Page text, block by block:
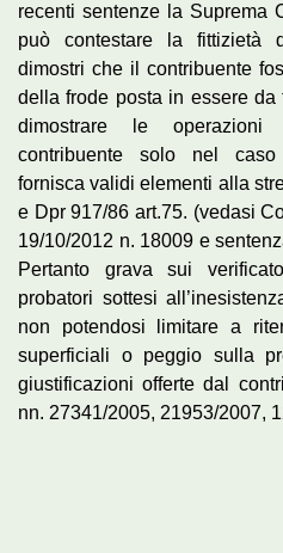
recenti sentenze la Suprema
può contestare la fittizietà
dimostri che il contribuente
della frode posta in essere da
dimostrare le operazioni
contribuente solo nel caso
fornisca validi elementi alla
e Dpr 917/86 art.75. (vedasi
19/10/2012 n. 18009 e
Pertanto grava sui
probatori sottesi
non potendosi limitare a
superficiali o peggio sulla
giustificazioni offerte dal
nn. 27341/2005, 21953/2007,